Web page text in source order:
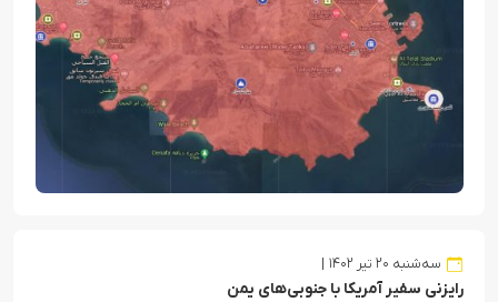
سه‌شنبه ۲۰ تیر ۱۴۰۲
رایزنی سفیر آمریکا با جنوبی‌های یمن